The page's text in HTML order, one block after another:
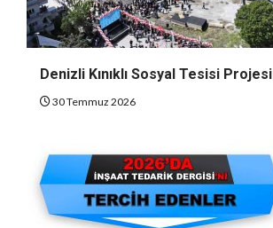
Denizli Kınıklı Sosyal Tesisi Projesi
30 Temmuz 2026